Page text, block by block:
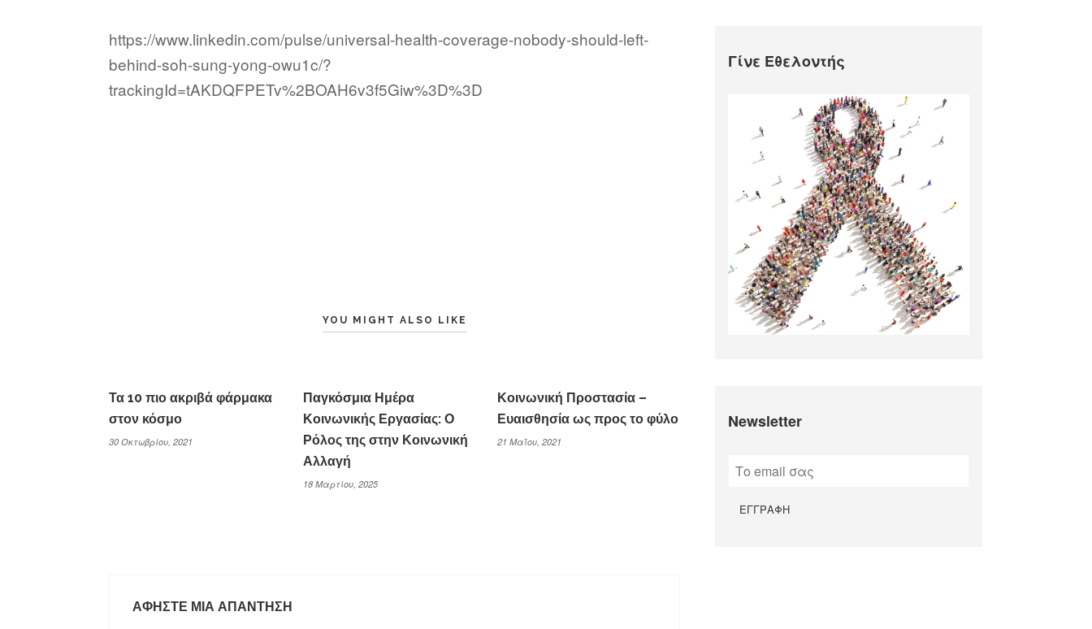
https://www.linkedin.com/pulse/universal-health-coverage-nobody-should-left-
behind-soh-sung-yong-owu1c/?
trackingId=tAKDQFPETv%2BOAH6v3f5Giw%3D%3D
YOU MIGHT ALSO LIKE
Τα 10 πιο ακριβά φάρμακα
στον κόσμο
30 Οκτωβρίου, 2021
Παγκόσμια Ημέρα
Κοινωνικής Εργασίας: Ο
Ρόλος της στην Κοινωνική
Αλλαγή
18 Μαρτίου, 2025
Κοινωνική Προστασία –
Ευαισθησία ως προς το φύλο
21 Μαΐου, 2021
ΑΦΉΣΤΕ ΜΙΑ ΑΠΆΝΤΗΣΗ
Γίνε Εθελοντής
Newsletter